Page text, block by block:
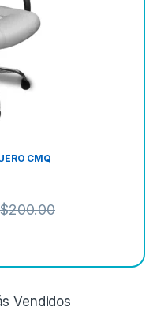
CMQ
$200.00
Vendidos